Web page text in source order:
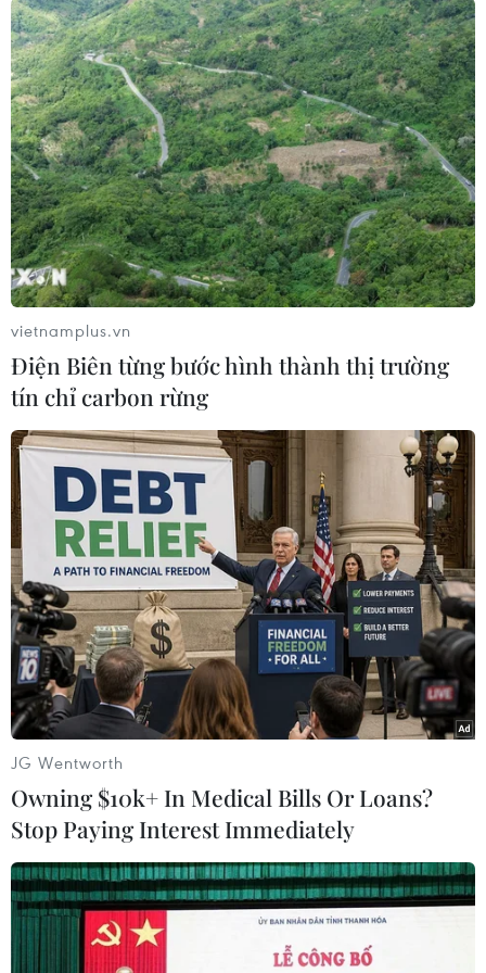
#Kim Jong Un
Triều Tiên
Theo dõi VietnamPlus
Tình hình Triều Tiên
Hàn Quốc xác nhận Triều Tiên phóng ít nhất 1
tên lửa đạn đạo tầm ngắn
Quân đội Hàn Quốc thông báo Triều Tiên phóng
vật thể chưa xác định
Triều Tiên mở đường bay Bình Nhưỡng-Wonsan
Kalma thúc đẩy du lịch
Tổng thống Hàn Quốc nhấn mạnh duy trì hòa
bình trên bán đảo Triều Tiên
Triều Tiên tổ chức trọng thể kỷ niệm 73 năm
Ngày Chiến thắng
vietnamplus.vn
Điện Biên từng bước hình thành thị trường
tín chỉ carbon rừng
JG Wentworth
Owning $10k+ In Medical Bills Or Loans?
Stop Paying Interest Immediately